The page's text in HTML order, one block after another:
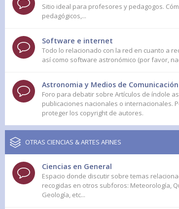
Sitio ideal para profesores y pedagogos.
pedagógicos,...
Software e internet
Todo lo relacionado con la red en cuanto a
así como software astronómico (por favor,
Astronomia y Medios de Comunicación
Foro para debatir sobre Artículos de índole
publicaciones nacionales o internacionales.
proteger los copyright de autores.
OTRAS CIENCIAS & ARTES AFINES
Ciencias en General
Espacio donde discutir sobre temas
recogidas en otros subforos: Meteorología,
Geología, etc...